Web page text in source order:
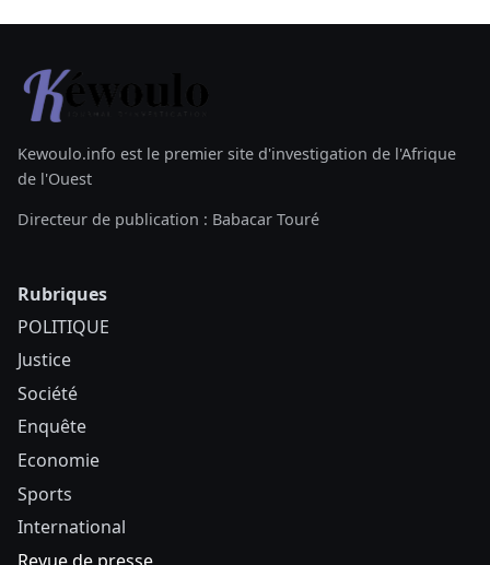
Kewoulo.info est le premier site d'investigation de l'Afrique
de l'Ouest
Directeur de publication : Babacar Touré
Rubriques
POLITIQUE
Justice
Société
Enquête
Economie
Sports
International